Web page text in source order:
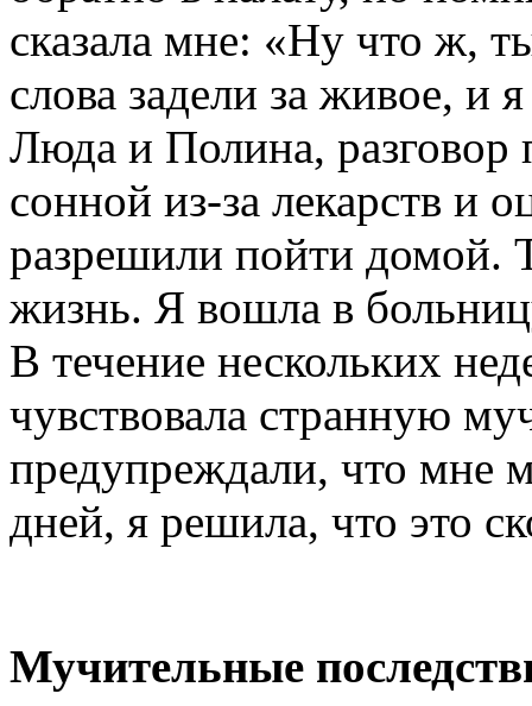
сказала мне: «Ну что ж,
слова задели за живое, и
Люда и Полина, разговор
сонной из-за лекарств и
разрешили пойти домой.
жизнь. Я вошла в
В течение нескольких
чувствовала странную
предупреждали, что мне
дней, я решила, что это
Мучительные